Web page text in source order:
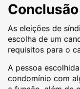
Conclusão
As eleições de
escolha de um
requisitos para o
A pessoa
condomínio com